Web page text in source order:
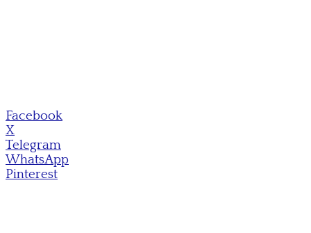
Facebook
X
Telegram
WhatsApp
Pinterest